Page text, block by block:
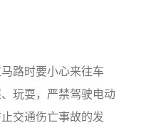
路时要小心来往车
玩耍，严禁驾驶电动
交通伤亡事故的发